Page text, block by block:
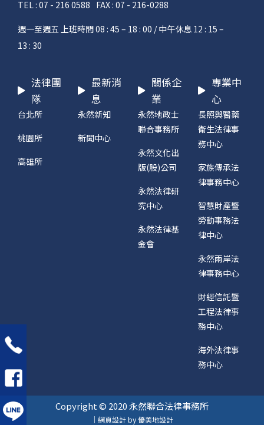
TEL : 07 - 216 0588 FAX : 07 - 216-0288
週一至週五 上班時間 08 : 45 – 18 : 00 / 中午休息 12 : 15 –
13 : 30
法律團
隊
台北所
桃園所
高雄所
最新消
息
永然新知
新聞中心
關係企
業
永然地政士
聯合事務所
永然文化出
版(股)公司
永然法律研
究中心
永然法律基
金會
專業中
心
長照與醫藥
衛生法律事
務中心
家族傳承法
律事務中心
智慧財產暨
勞動事務法
律中心
永然兩岸法
律事務中心
財經信託暨
工程法律事
務中心
海外法律事
務中心
Copyright © 2020 永然聯合法律事務所
｜網頁設計 by 優美地設計